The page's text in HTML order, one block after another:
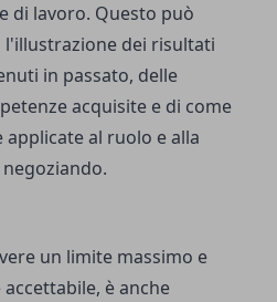
di lavoro. Questo può
dei risultati
in passato, delle
acquisite e di come
al ruolo e alla
un limite massimo e
è anche